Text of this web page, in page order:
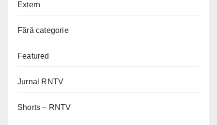
Extern
Fără categorie
Featured
Jurnal RNTV
Shorts – RNTV